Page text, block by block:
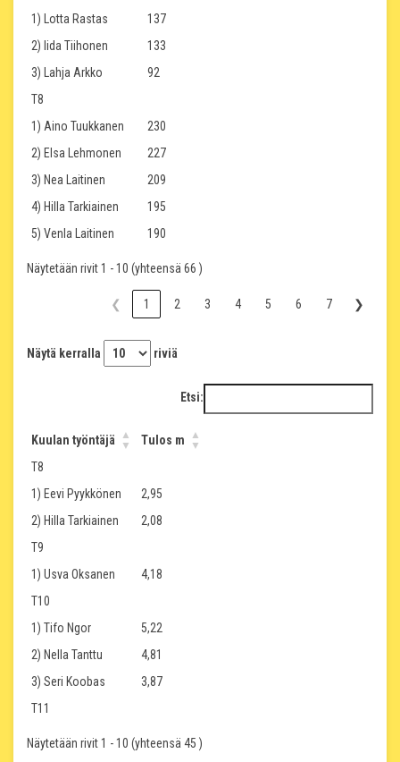
1) Lotta Rastas
137
2) Iida Tiihonen
133
3) Lahja Arkko
92
T8
1) Aino Tuukkanen
230
2) Elsa Lehmonen
227
3) Nea Laitinen
209
4) Hilla Tarkiainen
195
5) Venla Laitinen
190
Näytetään rivit 1 - 10 (yhteensä 66 )
❮ 1 2 3 4 5 6 7 ❯
Näytä kerralla riviä
Etsi:
Kuulan työntäjä
Tulos m
T8
1) Eevi Pyykkönen
2,95
2) Hilla Tarkiainen
2,08
T9
1) Usva Oksanen
4,18
T10
1) Tifo Ngor
5,22
2) Nella Tanttu
4,81
3) Seri Koobas
3,87
T11
Näytetään rivit 1 - 10 (yhteensä 45 )